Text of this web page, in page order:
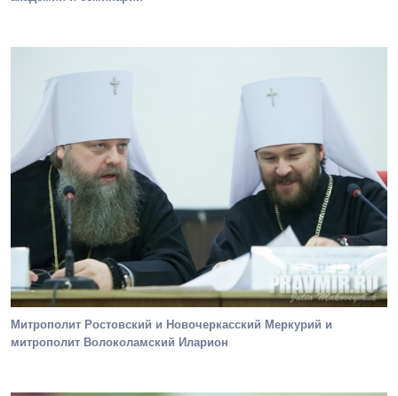
Митрополит Ростовский и Новочеркасский Меркурий и
митрополит Волоколамский Иларион